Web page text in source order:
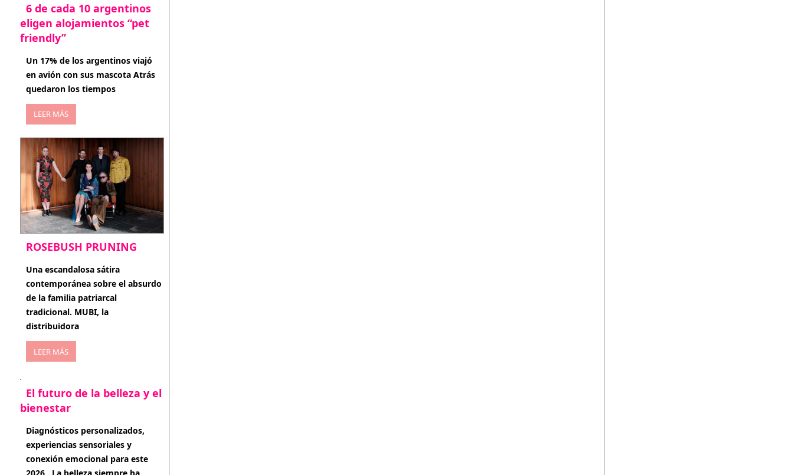
6 de cada 10 argentinos
eligen alojamientos “pet
friendly”
abril 27, 2026
Un 17% de los argentinos viajó
en avión con sus mascota Atrás
quedaron los tiempos
LEER MÁS
ROSEBUSH PRUNING
enero 20, 2026
Una escandalosa sátira
contemporánea sobre el absurdo
de la familia patriarcal
tradicional. MUBI, la
distribuidora
LEER MÁS
El futuro de la belleza y el
bienestar
enero 15, 2026
Diagnósticos personalizados,
experiencias sensoriales y
conexión emocional para este